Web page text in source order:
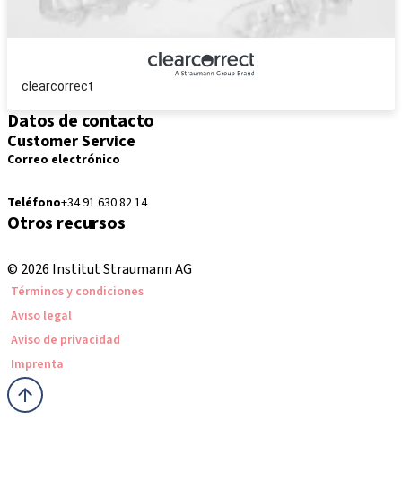
clearcorrect
Datos de contacto
Customer Service
Correo electrónico
Teléfono+34 91 630 82 14
Otros recursos
© 2026 Institut Straumann AG
Términos y condiciones
Aviso legal
Aviso de privacidad
Imprenta